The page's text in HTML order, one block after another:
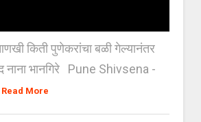
किती पुणेकरांचा बळी गेल्यानंतर
नाना भानगिरे Pune Shivsena -
Read More